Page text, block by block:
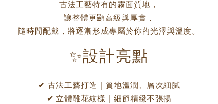
古法工藝特有的霧面質地，
讓整體更顯高級與厚實，
隨時間配戴，將逐漸形成專屬於你的光澤與溫度。
✨設計亮點
✔ 古法工藝打造｜質地溫潤、層次細膩
✔ 立體雕花紋樣｜細節精緻不張揚